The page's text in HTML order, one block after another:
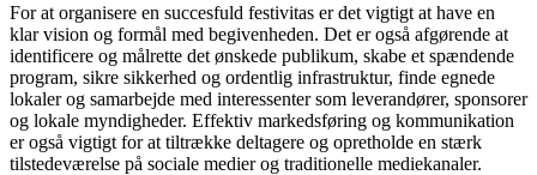
For at organisere en succesfuld festivitas er det vigtigt at have en
klar vision og formål med begivenheden. Det er også afgørende at
identificere og målrette det ønskede publikum, skabe et spændende
program, sikre sikkerhed og ordentlig infrastruktur, finde egnede
lokaler og samarbejde med interessenter som leverandører, sponsorer
og lokale myndigheder. Effektiv markedsføring og kommunikation
er også vigtigt for at tiltrække deltagere og opretholde en stærk
tilstedeværelse på sociale medier og traditionelle mediekanaler.